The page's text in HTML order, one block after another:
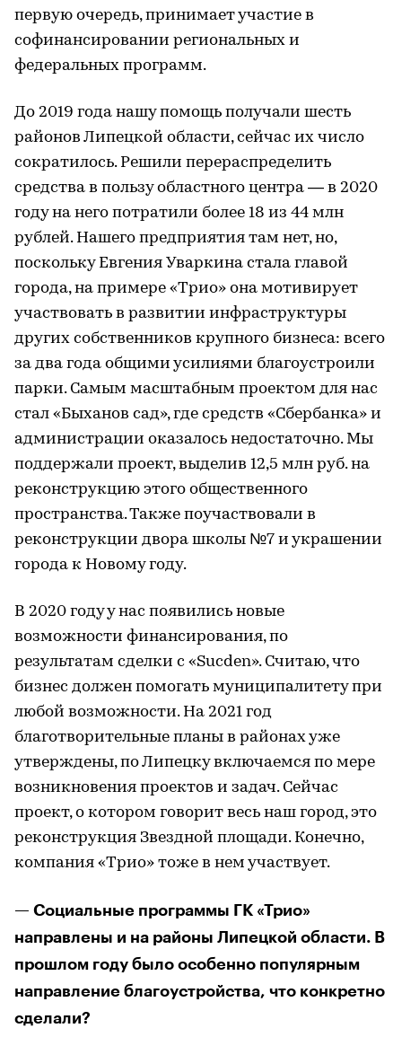
первую очередь, принимает участие в
софинансировании региональных и
федеральных программ.
До 2019 года нашу помощь получали шесть
районов Липецкой области, сейчас их число
сократилось. Решили перераспределить
средства в пользу областного центра — в 2020
году на него потратили более 18 из 44 млн
рублей. Нашего предприятия там нет, но,
поскольку Евгения Уваркина стала главой
города, на примере «Трио» она мотивирует
участвовать в развитии инфраструктуры
других собственников крупного бизнеса: всего
за два года общими усилиями благоустроили
парки. Самым масштабным проектом для нас
стал «Быханов сад», где средств «Сбербанка» и
администрации оказалось недостаточно. Мы
поддержали проект, выделив 12,5 млн руб. на
реконструкцию этого общественного
пространства. Также поучаствовали в
реконструкции двора школы №7 и украшении
города к Новому году.
В 2020 году у нас появились новые
возможности финансирования, по
результатам сделки с «Sucden». Считаю, что
бизнес должен помогать муниципалитету при
любой возможности. На 2021 год
благотворительные планы в районах уже
утверждены, по Липецку включаемся по мере
возникновения проектов и задач. Сейчас
проект, о котором говорит весь наш город, это
реконструкция Звездной площади. Конечно,
компания «Трио» тоже в нем участвует.
— Социальные программы ГК «Трио»
направлены и на районы Липецкой области. В
прошлом году было особенно популярным
направление благоустройства, что конкретно
сделали?